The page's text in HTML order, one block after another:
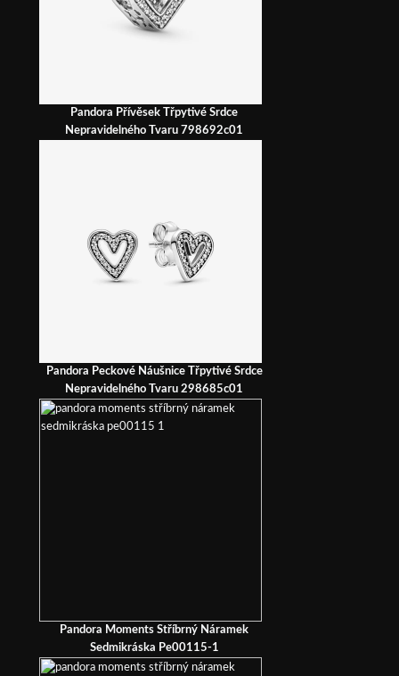
Pandora Přívěsek Třpytivé Srdce
Nepravidelného Tvaru 798692c01
Pandora Peckové Náušnice Třpytivé Srdce
Nepravidelného Tvaru 298685c01
Pandora Moments Stříbrný Náramek
Sedmikráska Pe00115-1